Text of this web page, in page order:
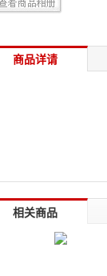
商品详请
相关商品